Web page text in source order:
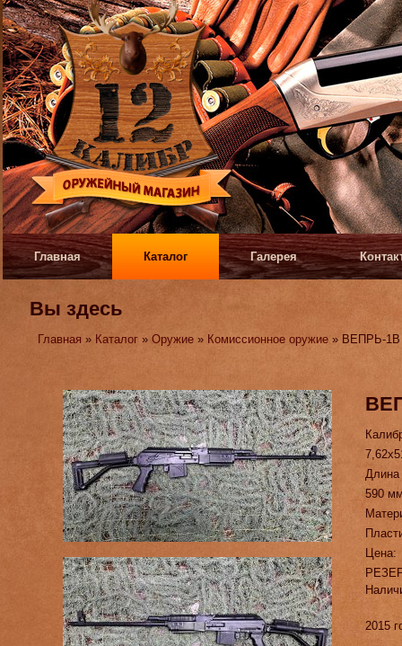
Главная Каталог Галерея
Вы здесь
Главная » Каталог »Оружие » Комиссионное оружие » ВЕПРЬ-1В
590
Цена:
2015